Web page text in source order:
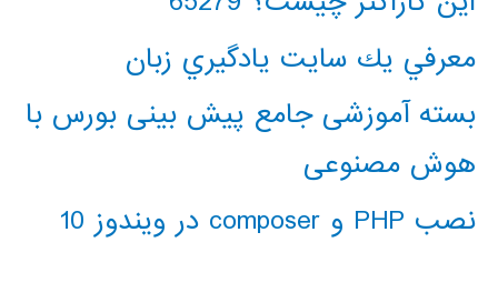
معرفي يك سايت يادگيري زبان
بسته آموزشی جامع پیش بینی بورس با
هوش مصنوعی
نصب PHP و composer در ویندوز 10